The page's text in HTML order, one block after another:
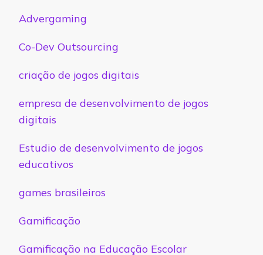
Advergaming
Co-Dev Outsourcing
criação de jogos digitais
empresa de desenvolvimento de jogos
digitais
Estudio de desenvolvimento de jogos
educativos
games brasileiros
Gamificação
Gamificação na Educação Escolar